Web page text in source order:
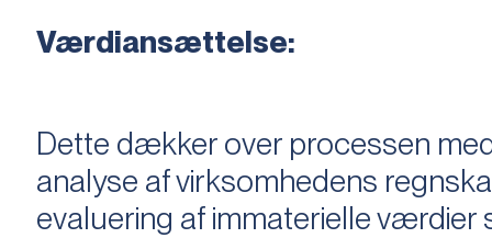
Værdiansættelse:
Dette dækker over processen
analyse af virksomhedens
evaluering af immaterielle